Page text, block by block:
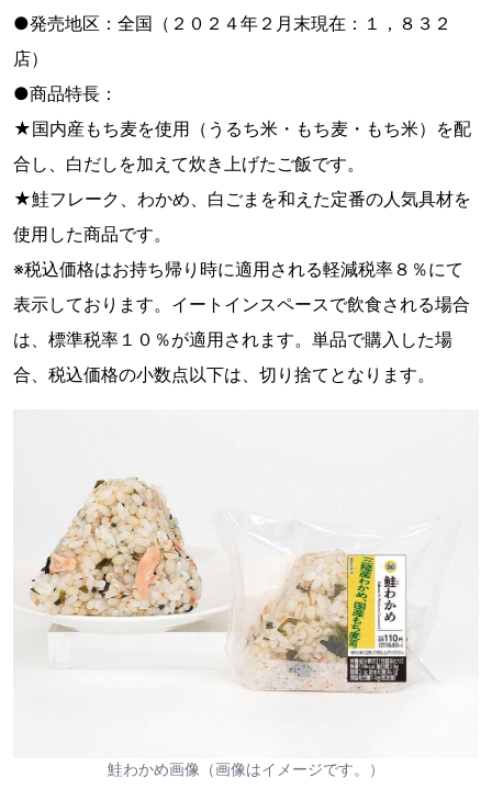
●発売地区：全国（２０２４年２月末現在：１，８３２
店）
●商品特長：
★国内産もち麦を使用（うるち米・もち麦・もち米）を配
合し、白だしを加えて炊き上げたご飯です。
★鮭フレーク、わかめ、白ごまを和えた定番の人気具材を
使用した商品です。
※税込価格はお持ち帰り時に適用される軽減税率８％にて
表示しております。イートインスペースで飲食される場合
は、標準税率１０％が適用されます。単品で購入した場
合、税込価格の小数点以下は、切り捨てとなります。
鮭わかめ画像（画像はイメージです。）